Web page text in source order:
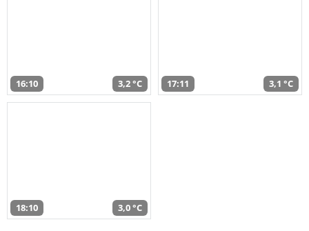
16:10 3,2 °C 17:11 3,1 °C
18:10 3,0 °C